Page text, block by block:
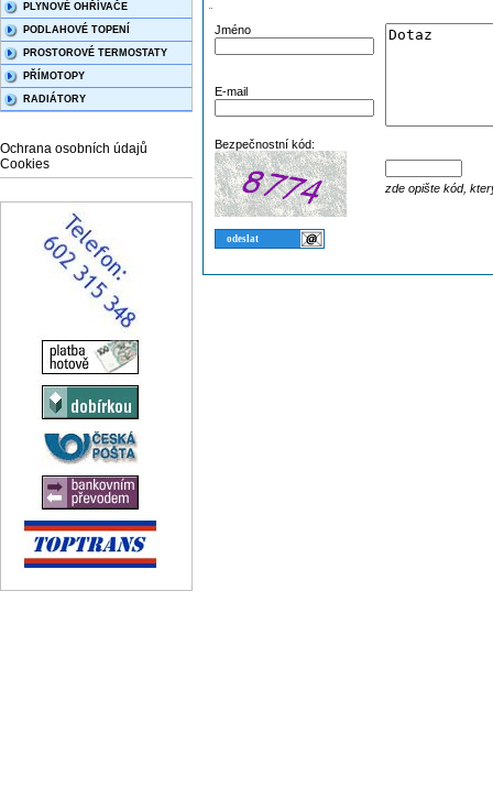
PLYNOVÉ OHŘÍVAČE
PODLAHOVÉ TOPENÍ
PROSTOROVÉ TERMOSTATY
PŘÍMOTOPY
RADIÁTORY
Ochrana osobních údajů
Cookies
¨
Jméno
E-mail
Bezpečnostní kód:
zde opište kód,